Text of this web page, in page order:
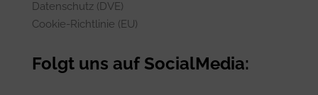
Datenschutz (DVE)
Cookie-Richtlinie (EU)
Folgt uns auf SocialMedia: